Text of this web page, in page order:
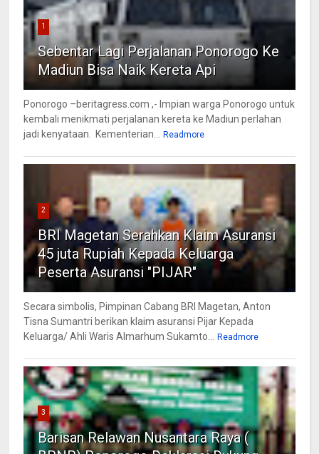
1
Sebentar Lagi Perjalanan Ponorogo Ke
Madiun Bisa Naik Kereta Api
Ponorogo –beritagress.com ,- Impian warga Ponorogo untuk
kembali menikmati perjalanan kereta ke Madiun perlahan
jadi kenyataan. Kementerian...
Readmore
2
BRI Magetan Serahkan Klaim Asuransi
45 juta Rupiah Kepada Keluarga
Peserta Asuransi "PIJAR"
Secara simbolis, Pimpinan Cabang BRI Magetan, Anton
Tisna Sumantri berikan klaim asuransi Pijar Kepada
Keluarga/ Ahli Waris Almarhum Sukamto...
Readmore
3
Barisan Relawan Nusantara Raya (